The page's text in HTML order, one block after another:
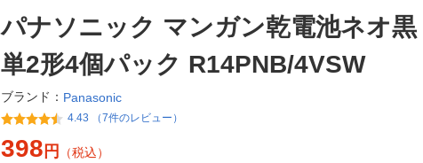
パナソニック マンガン乾電池ネオ黒
単2形4個パック R14PNB/4VSW
ブランド： Panasonic
4.43 （7件のレビュー）
398 円 （税込）